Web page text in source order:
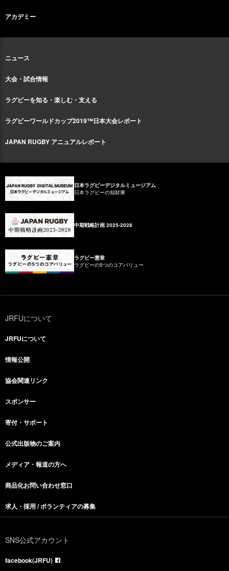
アカデミー
ニュース
大会・試合情報
ラグビーを知る・楽しむ・支える
ラグビーワールドカップ2019™日本大会レポート
JAPAN RUGBY アニュアルレポート
日本ラグビーデジタルミュージアム
日本ラグビーの知財庫
中期戦略計画 2025-2028
ラグビー憲章
ラグビーの5つのコアバリュー
JRFUについて
JRFUについて
情報公開
協会関連リンク
スポンサー
寄付・サポート
公式出版物のご案内
メディア・報道の方へ
商品化お問い合わせ窓口
求人・採用 / ボランティアの募集
SNS公式アカウント
facebook(JRFU)